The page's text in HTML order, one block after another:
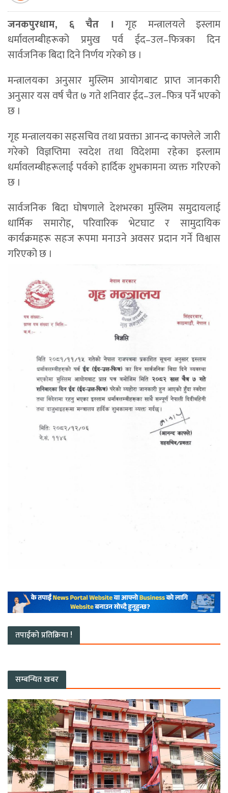
जनकपुरधाम, ६ चैत । गृह मन्त्रालयले इस्लाम
धर्मावलम्बीहरूको प्रमुख पर्व ईद–उल–फित्रका दिन
सार्वजनिक बिदा दिने निर्णय गरेको छ ।
मन्त्रालयका अनुसार मुस्लिम आयोगबाट प्राप्त जानकारी
अनुसार यस वर्ष चैत ७ गते शनिवार ईद–उल–फित्र पर्ने भएको
छ ।
गृह मन्त्रालयका सहसचिव तथा प्रवक्ता आनन्द काफ्लेले जारी
गरेको विज्ञप्तिमा स्वदेश तथा विदेशमा रहेका इस्लाम
धर्मावलम्बीहरूलाई पर्वको हार्दिक शुभकामना व्यक्त गरिएको
छ ।
सार्वजनिक बिदा घोषणाले देशभरका मुस्लिम समुदायलाई
धार्मिक समारोह, परिवारिक भेटघाट र सामुदायिक
कार्यक्रमहरू सहज रूपमा मनाउने अवसर प्रदान गर्ने विश्वास
गरिएको छ ।
तपाईको प्रतिक्रिया !
सम्बन्धित खबर